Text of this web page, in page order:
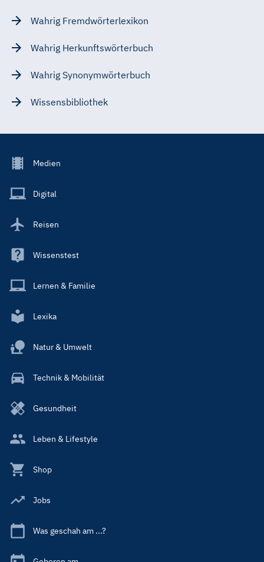
Wahrig Fremdwörterlexikon
Wahrig Herkunftswörterbuch
Wahrig Synonymwörterbuch
Wissensbibliothek
Footer
Main
Medien
Digital
Reisen
Wissenstest
Lernen & Familie
Lexika
Natur & Umwelt
Technik & Mobilität
Gesundheit
Leben & Lifestyle
Shop
Jobs
Was geschah am ...?